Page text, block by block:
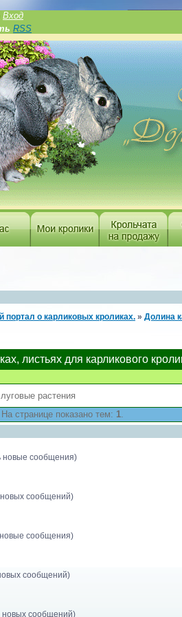
Вход
RSS
о карликовых кроликах. » Долина
листьях для карликового
растения
странице показано тем: 1.
новые сообщения)
сообщений)
сообщения)
сообщений)
новых сообщений)